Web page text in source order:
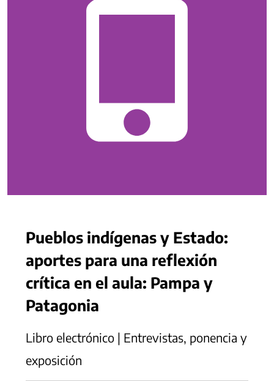
Pueblos indígenas y Estado:
aportes para una reflexión
crítica en el aula: Pampa y
Patagonia
Libro electrónico | Entrevistas, ponencia y
exposición